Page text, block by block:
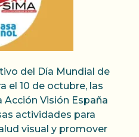
del Día Mundial de
el 10 de octubre, las
Visión España
actividades para
visual y promover